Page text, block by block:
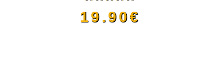
elegir
Valorado
con5.00de
19.90€